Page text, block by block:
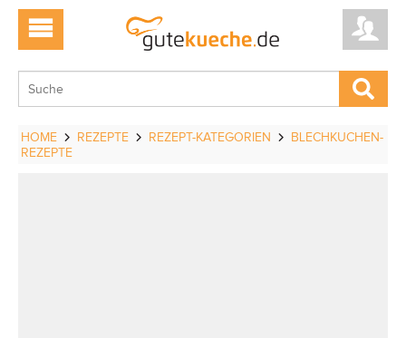
HOME REZEPTE REZEPT-KATEGORIEN
BLECHKUCHEN-
REZEPTE